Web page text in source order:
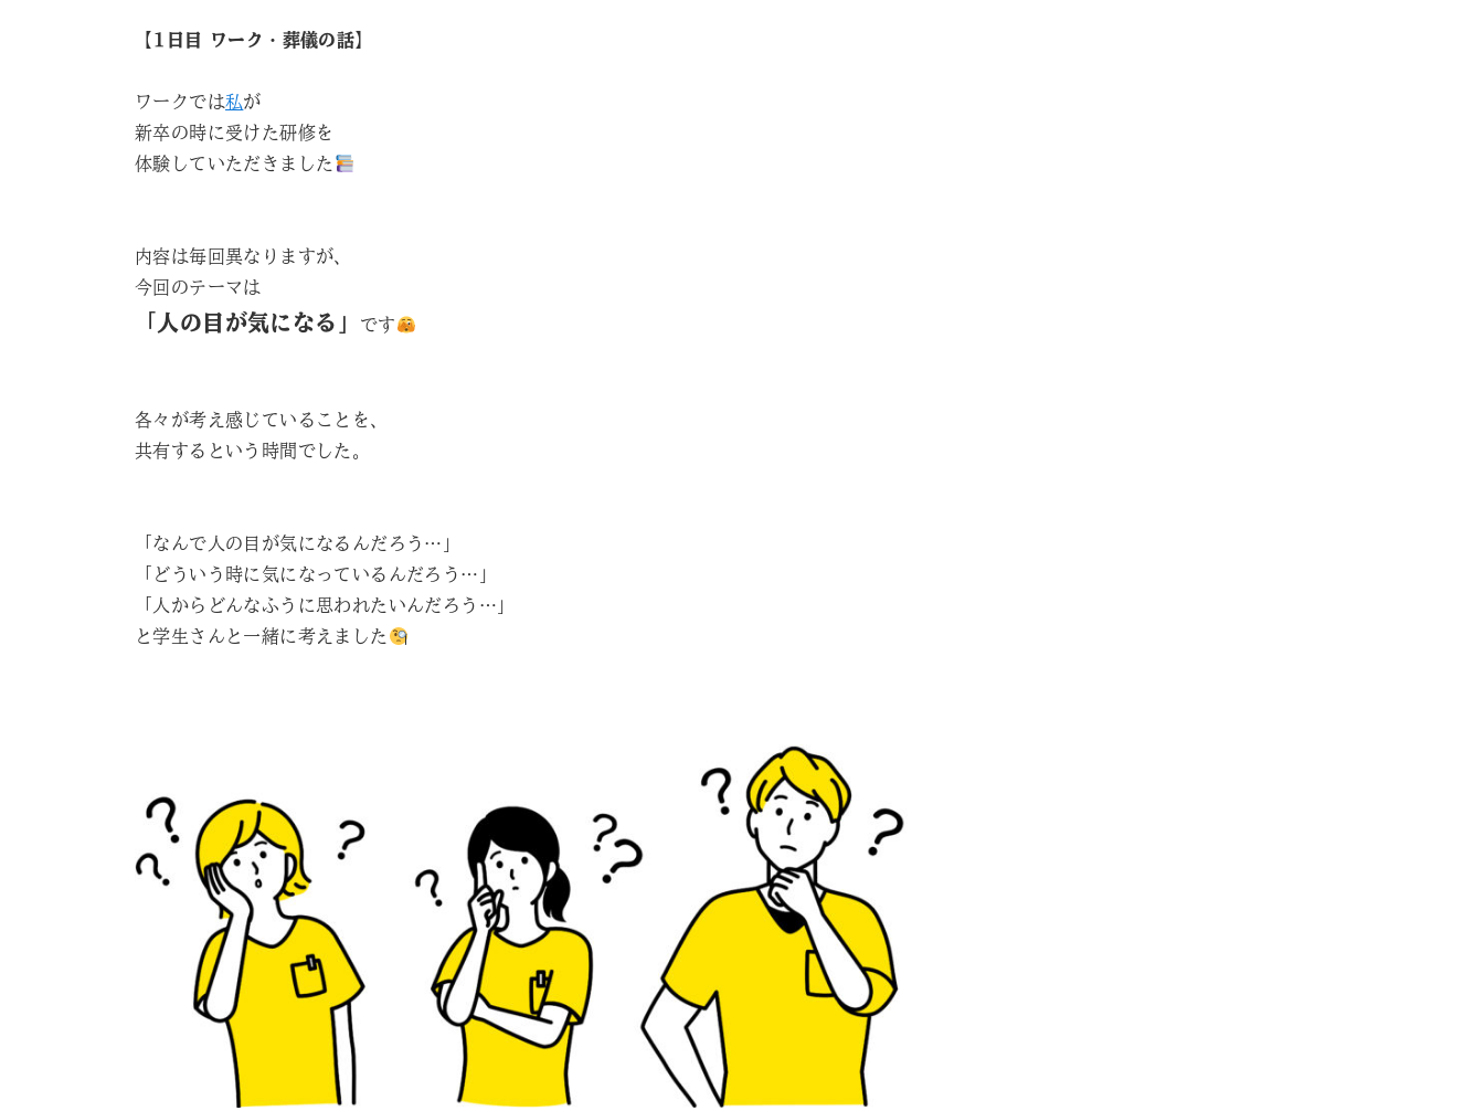
【1日目 ワーク・葬儀の話】
ワークでは私が
新卒の時に受けた研修を
体験していただきました
内容は毎回異なりますが、
今回のテーマは
「人の目が気になる」 です
各々が考え感じていることを、
共有するという時間でした。
「なんで人の目が気になるんだろう…」
「どういう時に気になっているんだろう…」
「人からどんなふうに思われたいんだろう…」
と学生さんと一緒に考えました